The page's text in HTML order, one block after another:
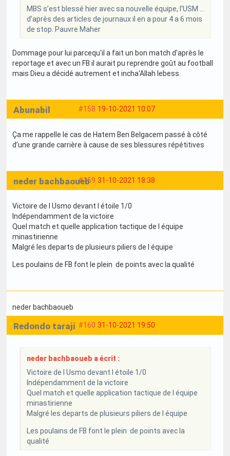
MBS s’est blessé hier avec sa nouvelle équipe, l’USM …
d’après des articles de journaux il en a pour 4 a 6 mois
de stop. Pauvre Maher
Dommage pour lui parcequ'il a fait un bon match d'après le
reportage et avec un FB il aurait pu reprendre goût au football
mais Dieu a décidé autrement et incha'Allah lebess.
#158 19-10-2021 10:07
Abunabil
Ça me rappelle le cas de Hatem Ben Belgacem passé à côté
d’une grande carrière à cause de ses blessures répétitives
#159 31-10-2021 18:38
neder bachbaoueb
Victoire de l Usmo devant l étoile 1/0
Indépendamment de la victoire
Quel match et quelle application tactique de l équipe
minastirienne
Malgré les departs de plusieurs piliers de l équipe
Les poulains de FB font le plein de points avec la qualité
neder bachbaoueb
#160 31-10-2021 19:50
Redondo taraji
neder bachbaoueb a écrit :
Victoire de l Usmo devant l étoile 1/0
Indépendamment de la victoire
Quel match et quelle application tactique de l équipe
minastirienne
Malgré les departs de plusieurs piliers de l équipe
Les poulains de FB font le plein de points avec la
qualité